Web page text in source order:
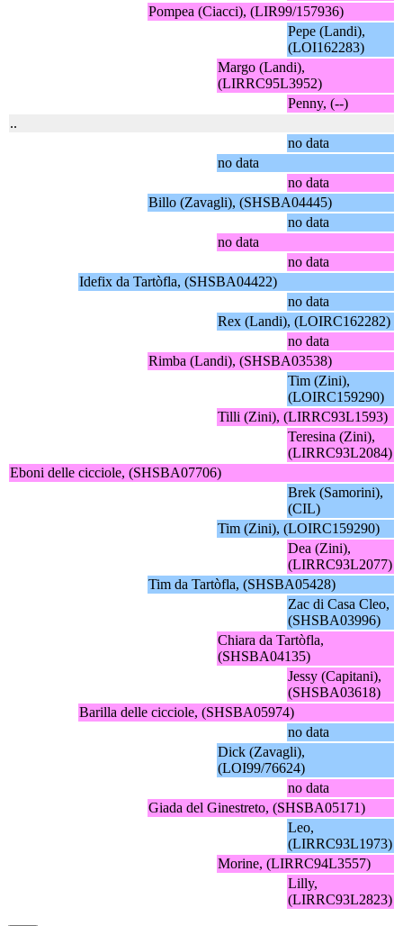
Pompea (Ciacci), (LIR99/157936)
Pepe (Landi),
(LOI162283)
Margo (Landi),
(LIRRC95L3952)
Penny, (--)
..
no data
no data
no data
Billo (Zavagli), (SHSBA04445)
no data
no data
no data
Idefix da Tartòfla, (SHSBA04422)
no data
Rex (Landi), (LOIRC162282)
no data
Rimba (Landi), (SHSBA03538)
Tim (Zini),
(LOIRC159290)
Tilli (Zini), (LIRRC93L1593)
Teresina (Zini),
(LIRRC93L2084)
Eboni delle cicciole, (SHSBA07706)
Brek (Samorini),
(CIL)
Tim (Zini), (LOIRC159290)
Dea (Zini),
(LIRRC93L2077)
Tim da Tartòfla, (SHSBA05428)
Zac di Casa Cleo,
(SHSBA03996)
Chiara da Tartòfla,
(SHSBA04135)
Jessy (Capitani),
(SHSBA03618)
Barilla delle cicciole, (SHSBA05974)
no data
Dick (Zavagli),
(LOI99/76624)
no data
Giada del Ginestreto, (SHSBA05171)
Leo,
(LIRRC93L1973)
Morine, (LIRRC94L3557)
Lilly,
(LIRRC93L2823)